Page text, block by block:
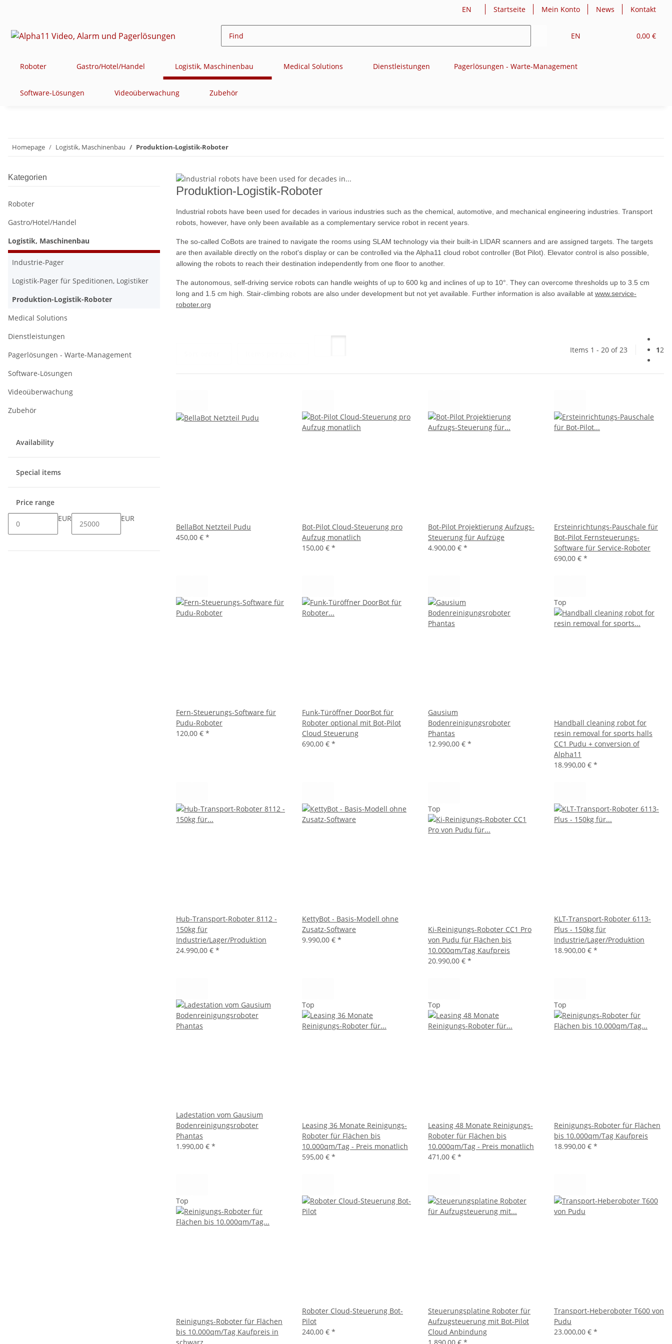
EN Startseite Mein Konto News Kontakt
EN 0,00 €
Roboter Gastro/Hotel/Handel Logistik, Maschinenbau Medical Solutions Dienstleistungen Pagerlösungen - Warte-Management
Software-Lösungen Videoüberwachung Zubehör
Homepage Logistik, Maschinenbau Produktion-Logistik-Roboter
Produktion-Logistik-Roboter
Industrial robots have been used for decades in various industries such as the chemical, automotive, and mechanical engineering industries. Transport
robots, however, have only been available as a complementary service robot in recent years.
The so-called CoBots are trained to navigate the rooms using SLAM technology via their built-in LIDAR scanners and are assigned targets. The targets
are then available directly on the robot's display or can be controlled via the Alpha11 cloud robot controller (Bot Pilot). Elevator control is also possible,
allowing the robots to reach their destination independently from one floor to another.
The autonomous, self-driving service robots can handle weights of up to 600 kg and inclines of up to 10°. They can overcome thresholds up to 3.5 cm
long and 1.5 cm high. Stair-climbing robots are also under development but not yet available. Further information is also available at www.service-
roboter.org
Items 1 - 20 of 23 12
BellaBot Netzteil Pudu
450,00 € *
Bot-Pilot Cloud-Steuerung pro
Aufzug monatlich
150,00 € *
Bot-Pilot Projektierung Aufzugs-
Steuerung für Aufzüge
4.900,00 € *
Ersteinrichtungs-Pauschale für
Bot-Pilot Fernsteuerungs-
Software für Service-Roboter
690,00 € *
Fern-Steuerungs-Software für
Pudu-Roboter
120,00 € *
Funk-Türöffner DoorBot für
Roboter optional mit Bot-Pilot
Cloud Steuerung
690,00 € *
Gausium
Bodenreinigungsroboter
Phantas
12.990,00 € *
Top
Handball cleaning robot for
resin removal for sports halls
CC1 Pudu + conversion of
Alpha11
18.990,00 € *
Hub-Transport-Roboter 8112 -
150kg für
Industrie/Lager/Produktion
24.990,00 € *
KettyBot - Basis-Modell ohne
Zusatz-Software
9.990,00 € *
Top
Ki-Reinigungs-Roboter CC1 Pro
von Pudu für Flächen bis
10.000qm/Tag Kaufpreis
20.990,00 € *
KLT-Transport-Roboter 6113-
Plus - 150kg für
Industrie/Lager/Produktion
18.900,00 € *
Ladestation vom Gausium
Bodenreinigungsroboter
Phantas
1.990,00 € *
Top
Leasing 36 Monate Reinigungs-
Roboter für Flächen bis
10.000qm/Tag - Preis monatlich
595,00 € *
Top
Leasing 48 Monate Reinigungs-
Roboter für Flächen bis
10.000qm/Tag - Preis monatlich
471,00 € *
Top
Reinigungs-Roboter für Flächen
bis 10.000qm/Tag Kaufpreis
18.990,00 € *
Top
Reinigungs-Roboter für Flächen
bis 10.000qm/Tag Kaufpreis in
Roboter Cloud-Steuerung Bot-
Pilot
240,00 € *
Steuerungsplatine Roboter für
Aufzugsteuerung mit Bot-Pilot
Cloud Anbindung
Transport-Heberoboter T600 von
Pudu
23.000,00 € *
Kategorien
Roboter
Gastro/Hotel/Handel
Logistik, Maschinenbau
Industrie-Pager
Logistik-Pager für Speditionen, Logistiker
Produktion-Logistik-Roboter
Medical Solutions
Dienstleistungen
Pagerlösungen - Warte-Management
Software-Lösungen
Videoüberwachung
Zubehör
Availability
Special items
Price range
EUR
EUR